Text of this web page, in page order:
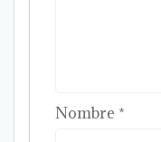
Nombre *